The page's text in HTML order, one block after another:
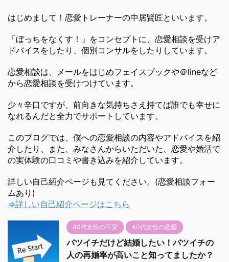
はじめまして！恋愛トレーナーの中居賢匠といいます。
「ぼっちをなくす！」をコンセプトに、恋愛相談を受けア
ドバイスをしたり、個別コンサルをしたりしています。
恋愛相談は、メールをはじめフェイスブックや＠lineなど
から恋愛相談を受けつけています。
少々辛口ですが、前向きな気持ちさえ持てば誰でも幸せに
なれるんだと全力でサポートしています。
このブログでは、僕への恋愛相談の内容やアドバイスを紹
介したり、また、みなさんからいただいた、恋愛や婚活で
の実体験の口コミや書き込みを紹介しています。
詳しい自己紹介ページも見てください。(恋愛相談フォー
ムあり)
⇒詳しい自己紹介ページはこちら
40代女性の不安 40代女性の恋愛
バツイチだけど結婚したい！バツイチの
人の再婚率が高いこと知ってましたか？